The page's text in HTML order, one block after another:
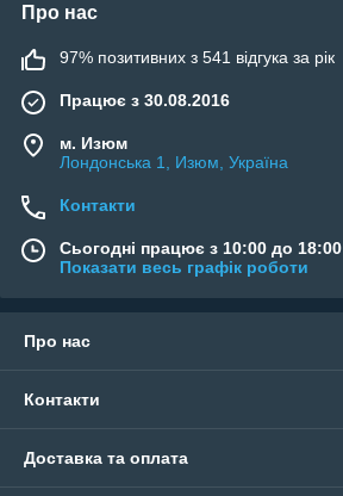
Про нас
97% позитивних з 541 відгука за рік
Працює з 30.08.2016
м. Изюм
Лондонська 1, Изюм, Україна
Контакти
Сьогодні працює з 10:00 до 18:00
Показати весь графік роботи
Про нас
Контакти
Доставка та оплата